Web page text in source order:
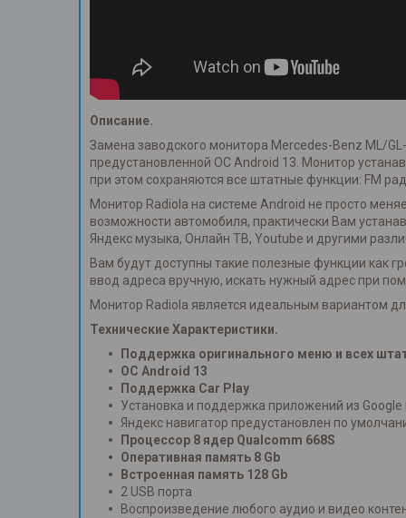
Описание.
Замена заводского монитора Mercedes-Benz ML/
предустановленной ОС Android 13. Монитор
при этом сохраняются все штатные функции: FM
Монитор Radiola на системе Android не просто
возможности автомобиля, практически Вам
Яндекс музыка, Онлайн ТВ, Youtube и другими
Вам будут доступны такие полезные функции как
ввод адреса вручную, искать нужный адрес при
Монитор Radiola является идеальным вариантом
Технические Характеристики.
Поддержка оригинального меню и всех
ОС Android 13
Поддержка Car Play
Установка и поддержка приложений из Google
Яндекс навигатор предустановлен по
Процессор 8 ядер Qualcomm 668S
Оперативная память 8 Gb
Встроенная память 128 Gb
2 USB порта
Воспроизведение любого аудио и видео